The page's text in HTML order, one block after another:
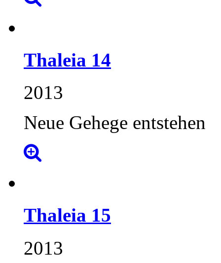
Thaleia 14
2013
Neue Gehege entstehen
Thaleia 15
2013